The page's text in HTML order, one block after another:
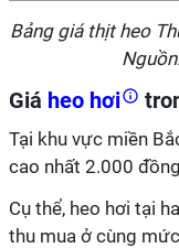
Bảng giá thịt heo
Giá heo hơi
Tại khu vực miền
cao nhất 2.000
Cụ thể, heo hơi tại
thu mua ở cùng